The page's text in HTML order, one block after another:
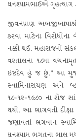
ઘનશ્યામભાઈએ ગૃહત્યાગ
જીવનપ્રાણ
કરવા માટેના
નક્કી થઈ. મહારાજનો
વરતાલના ૧૮મા
ઇષ્ટદેવ હું જ છું.” આ
સ્વામિનારાયણ અને
૧૮-૧૨-૧૯૮૦ ના રોજ
થયો. આ ભાગવતી
જણાવતાં ભગવાન
ઘનશ્યામ ભગતના ભાલ